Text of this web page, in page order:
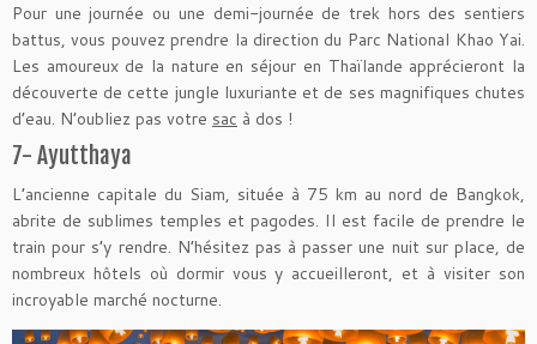
Pour une journée ou une demi-journée de trek hors des sentiers
battus, vous pouvez prendre la direction du Parc National Khao Yai.
Les amoureux de la nature en séjour en Thaïlande apprécieront la
découverte de cette jungle luxuriante et de ses magnifiques chutes
d’eau. N’oubliez pas votre sac à dos !
7- Ayutthaya
L’ancienne capitale du Siam, située à 75 km au nord de Bangkok,
abrite de sublimes temples et pagodes. Il est facile de prendre le
train pour s’y rendre. N’hésitez pas à passer une nuit sur place, de
nombreux hôtels où dormir vous y accueilleront, et à visiter son
incroyable marché nocturne.